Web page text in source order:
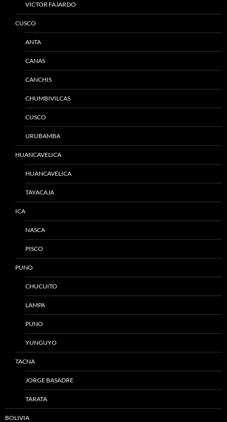
VICTOR FAJARDO
CUSCO
ANTA
CANAS
CANCHIS
CHUMBIVILCAS
CUSCO
URUBAMBA
HUANCAVELICA
HUANCAVELICA
TAYACAJA
ICA
NASCA
PISCO
PUNO
CHUCUITO
LAMPA
PUNO
YUNGUYO
TACNA
JORGE BASADRE
TARATA
BOLIVIA